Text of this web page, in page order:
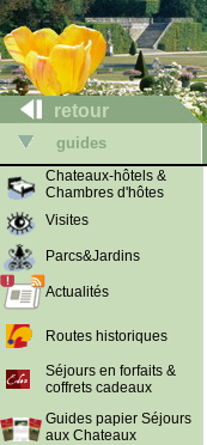
retour
guides
Chateaux-hôtels &
Chambres d'hôtes
Visites
Parcs&Jardins
Actualités
Routes historiques
Séjours en forfaits &
coffrets cadeaux
Guides papier Séjours
aux Chateaux